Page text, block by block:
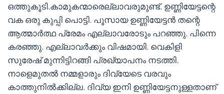
ഒത്തുകൂടി.കാമുകന്മാരെല്ലാവരുമുണ്ട്. ഉണ്ണിയേട്ടന്റെ
വക ഒരു കുപ്പി പൊട്ടി. പൂസായ ഉണ്ണിയേട്ടൻ തന്റെ
ആത്മാർത്ഥ പ്രേമം എല്ലാവരോടും പറഞ്ഞു. പിന്നെ
കരഞ്ഞു. എല്ലാവർക്കും വിഷമായി. വെകിളി
സുരേഷ് മുന്നിട്ടിറങ്ങി പ്രഖ്യാപനം നടത്തി.
നാളെമുതൽ നമ്മളാരും ദിവ്യേടെ വരവും
കാത്തുനിൽക്കില്ല. ദിവ്യ ഇനി ഉണ്ണിയേട്ടനുള്ളതാണ്